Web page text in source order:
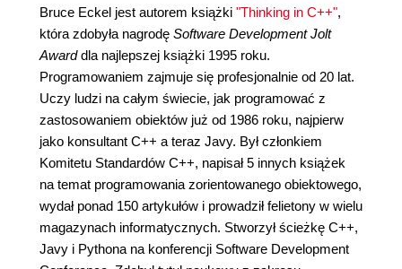
Bruce Eckel jest autorem książki "Thinking in C++",
która zdobyła nagrodę Software Development Jolt
Awarddla najlepszej książki 1995 roku.
Programowaniem zajmuje się profesjonalnie od 20 lat.
Uczy ludzi na całym świecie, jak programować z
zastosowaniem obiektów już od 1986 roku, najpierw
jako konsultant C++ a teraz Javy. Był członkiem
Komitetu Standardów C++, napisał 5 innych książek
na temat programowania zorientowanego obiektowego,
wydał ponad 150 artykułów i prowadził felietony w wielu
magazynach informatycznych. Stworzył ścieżkę C++,
Javy i Pythona na konferencji Software Development